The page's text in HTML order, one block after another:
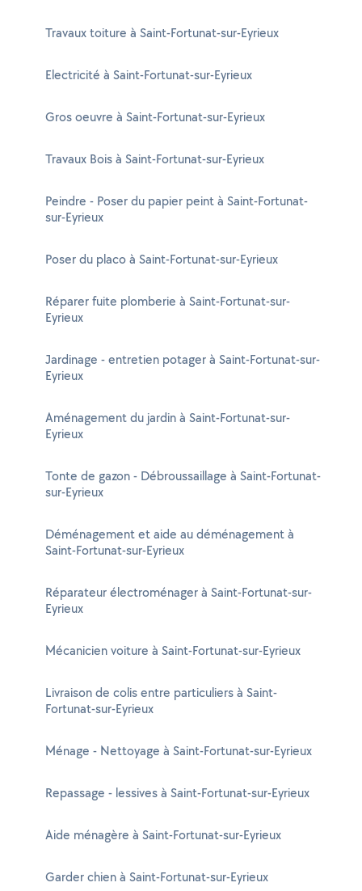
Travaux toiture à Saint-Fortunat-sur-Eyrieux
Electricité à Saint-Fortunat-sur-Eyrieux
Gros oeuvre à Saint-Fortunat-sur-Eyrieux
Travaux Bois à Saint-Fortunat-sur-Eyrieux
Peindre - Poser du papier peint à Saint-Fortunat-
sur-Eyrieux
Poser du placo à Saint-Fortunat-sur-Eyrieux
Réparer fuite plomberie à Saint-Fortunat-sur-
Eyrieux
Jardinage - entretien potager à Saint-Fortunat-sur-
Eyrieux
Aménagement du jardin à Saint-Fortunat-sur-
Eyrieux
Tonte de gazon - Débroussaillage à Saint-Fortunat-
sur-Eyrieux
Déménagement et aide au déménagement à
Saint-Fortunat-sur-Eyrieux
Réparateur électroménager à Saint-Fortunat-sur-
Eyrieux
Mécanicien voiture à Saint-Fortunat-sur-Eyrieux
Livraison de colis entre particuliers à Saint-
Fortunat-sur-Eyrieux
Ménage - Nettoyage à Saint-Fortunat-sur-Eyrieux
Repassage - lessives à Saint-Fortunat-sur-Eyrieux
Aide ménagère à Saint-Fortunat-sur-Eyrieux
Garder chien à Saint-Fortunat-sur-Eyrieux